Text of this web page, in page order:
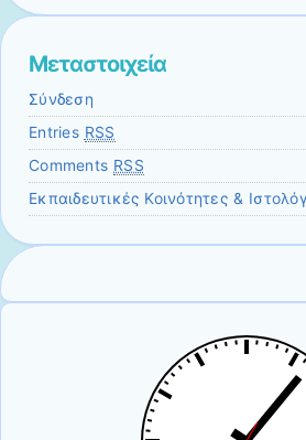
Μεταστοιχεία
Σύνδεση
Entries RSS
Comments RSS
Εκπαιδευτικές Κοινότητες &